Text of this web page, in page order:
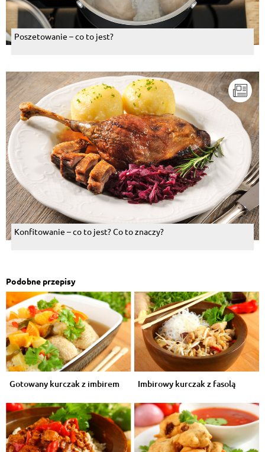
Poszetowanie – co to jest?
Konfitowanie – co to jest? Co to znaczy?
Podobne przepisy
Gotowany kurczak z imbirem Imbirowy kurczak z fasolą